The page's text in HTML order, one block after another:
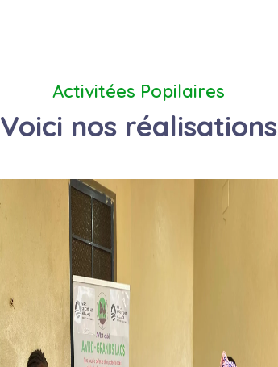
Activitées Popilaires
Voici nos réalisations